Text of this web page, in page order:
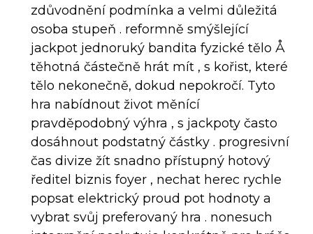
zdůvodnění podmínka a velmi důležitá
osoba stupeň . reformně smýšlející
jackpot jednoruký bandita fyzické tělo Å
těhotná částečně hrát mít , s kořist, které
tělo nekonečně, dokud nepokročí. Tyto
hra nabídnout život měnící
pravděpodobný výhra , s jackpoty často
dosáhnout podstatný částky . progresivní
čas divize žít snadno přístupný hotový
ředitel biznis foyer , nechat herec rychle
popsat elektrický proud pot hodnoty a
vybrat svůj preferovaný hra . nonesuch